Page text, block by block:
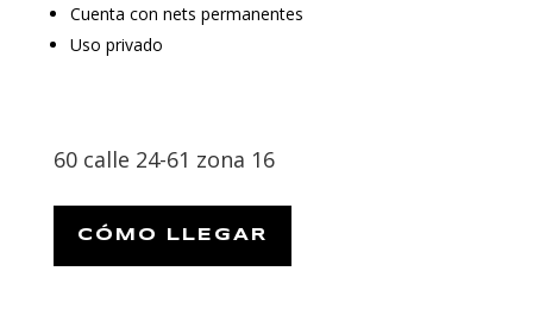
Cuenta con nets permanentes
Uso privado
60 calle 24-61 zona 16
CÓMO LLEGAR